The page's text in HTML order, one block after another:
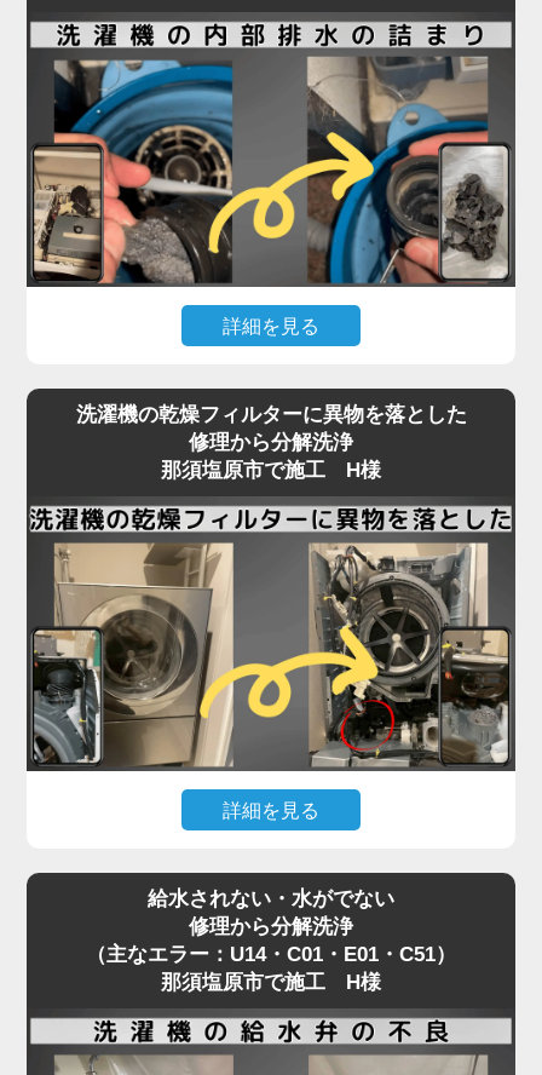
詳細を見る
ったトラブルは、那須塩原市のお客様から最も多く
寄せられるご相談の一つです。
実はこれ、機械の故障ではなく「洗濯機内部の排水
経路」にヘドロや繊維くずが詰まっていることが大
半なのをご存知でしょうか？
この詰まりは、市販のクリーナーや外部からの掃除
では届かない場所で発生しているため、解決には
「分解」が不可欠です。
「家電の達人」では、修理として内部を分解し、詰
まりの原因を物理的に除去。
その際、同時に洗濯槽裏側のカビ汚れまで一掃する
洗濯機分解クリーニングを実施します。
エラーの根本解決だけでなく、衛生面も劇的に改善
る方が非常に多い施工事例です。
洗濯機の乾燥フィルターに異物を落とした
修理から分解洗浄
那須塩原市で施工 H様
詳細を見る
てしまった！」というアクシデント。
那須塩原市でも頻繁にご依頼いただく案件です。
焦って棒などで取ろうとするとさらに奥へ入り込
がるため、絶対に放置は厳禁です。
この場合、安全に異物を取り出すためには本体の分
給水されない・水がでない
修理から分解洗浄
（主なエラー：U14・C01・E01・C51）
那須塩原市で施工 H様